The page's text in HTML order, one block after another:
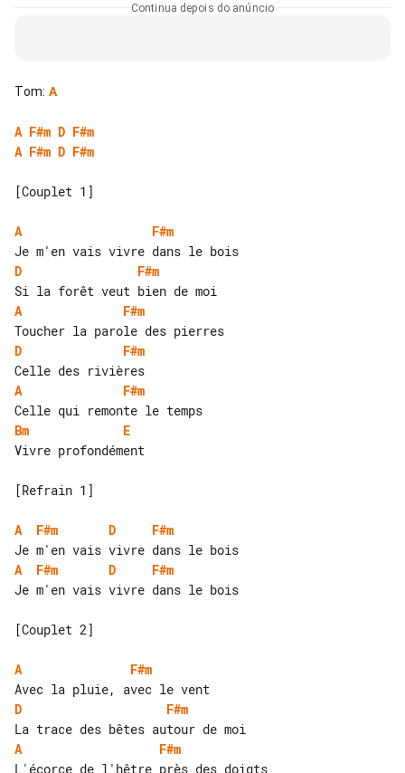
Continua depois do anúncio
Tom: A
A F#m D F#m
A F#m D F#m
[Couplet 1]
A
F#m
D
F#m
A
F#m
D
F#m
A
F#m
Bm
E
Vivre profondément
[Refrain 1]
A F#m D
F#m
A
F#m D
F#m
Je m'en vais vivre dans le bois
[Couplet 2]
A
F#m
D
F#m
A
F#m